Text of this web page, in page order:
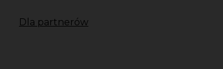
Dla partnerów